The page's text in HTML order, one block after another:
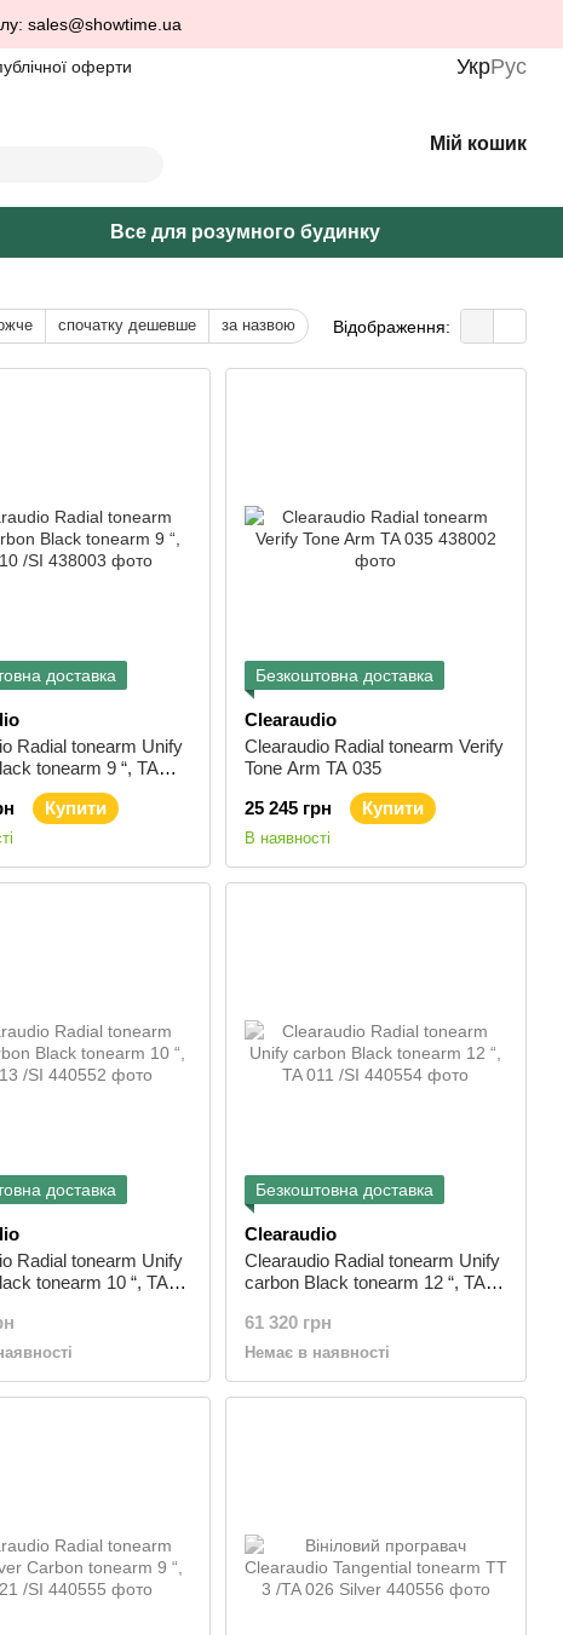
sales@showtime.ua
оферти УкрРус
Мій кошик
Все для розумного будинку
спочатку дешевше за назвою Відображення:
доставка
Radial tonearm Unify
tonearm 9 “, TA
Купити
Безкоштовна доставка
Clearaudio
Clearaudio Radial tonearm Verify
Tone Arm TA 035
25 245 грн
Купити
В наявності
доставка
Radial tonearm Unify
tonearm 10 “, TA
Безкоштовна доставка
Clearaudio
Clearaudio Radial tonearm Unify
carbon Black tonearm 12 “, TA
61 320 грн
Немає в наявності